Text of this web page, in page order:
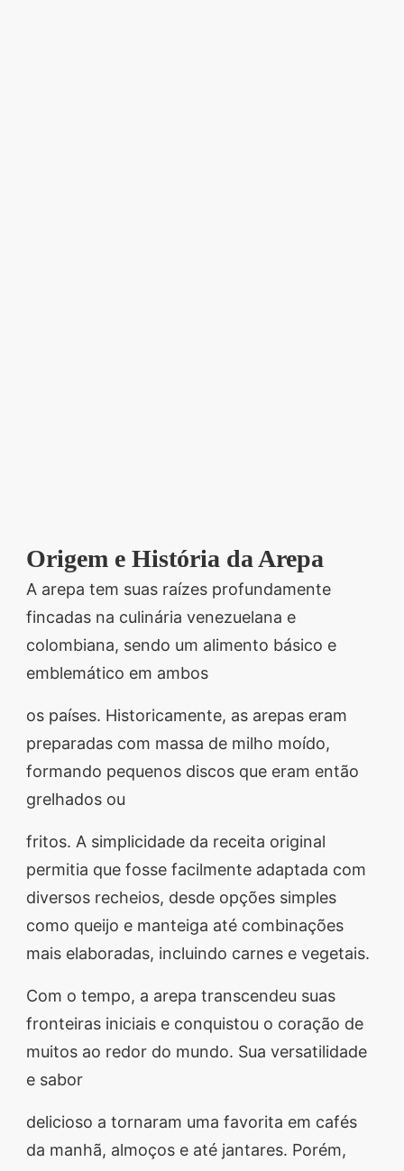
Origem e História da Arepa
A arepa tem suas raízes profundamente
fincadas na culinária venezuelana e
colombiana, sendo um alimento básico e
emblemático em ambos
os países. Historicamente, as arepas eram
preparadas com massa de milho moído,
formando pequenos discos que eram então
grelhados ou
fritos. A simplicidade da receita original
permitia que fosse facilmente adaptada com
diversos recheios, desde opções simples
como queijo e manteiga até combinações
mais elaboradas, incluindo carnes e vegetais.
Com o tempo, a arepa transcendeu suas
fronteiras iniciais e conquistou o coração de
muitos ao redor do mundo. Sua versatilidade
e sabor
delicioso a tornaram uma favorita em cafés
da manhã, almoços e até jantares. Porém,